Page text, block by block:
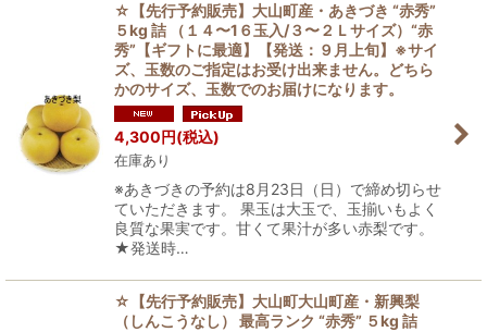
☆【先行予約販売】大山町産・あきづき “赤秀”
５kg 詰 （１４〜1６玉入/３〜２Ｌサイズ）“赤
秀”【ギフトに最適】【発送：９月上旬】※サイ
ズ、玉数のご指定はお受け出来ません。どちら
かのサイズ、玉数でのお届けになります。
4,300円(税込)
在庫あり
※あきづきの予約は8月23日（日）で締め切らせ
ていただきます。 果玉は大玉で、玉揃いもよく
良質な果実です。甘くて果汁が多い赤梨です。
★発送時…
☆【先行予約販売】大山町大山町産・新興梨
（しんこうなし） 最高ランク “赤秀” ５kg 詰